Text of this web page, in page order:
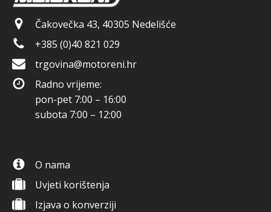
Čakovečka 43, 40305 Nedelišće
+385 (0)40 821 029
trgovina@motoreni.hr
Radno vrijeme:
pon-pet 7:00 – 16:00
subota 7:00 – 12:00
O nama
Uvjeti korištenja
Izjava o konverziji